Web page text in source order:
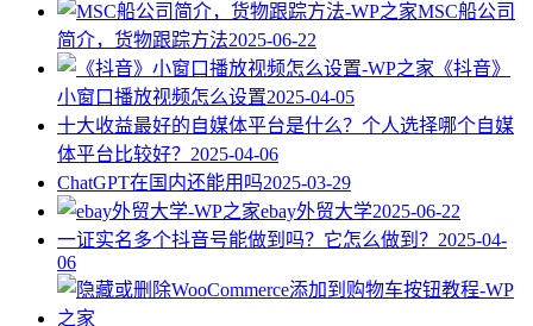
MSC船公司
简介，货物跟踪方法2025-06-22
《抖音》
小窗口播放视频怎么设置2025-04-05
十大收益最好的自媒体平台是什么？个人选择哪个自媒
体平台比较好？ 2025-04-06
ChatGPT在国内还能用吗2025-03-29
ebay外贸大学2025-06-22
一证实名多个抖音号能做到吗？它怎么做到？ 2025-04-
06